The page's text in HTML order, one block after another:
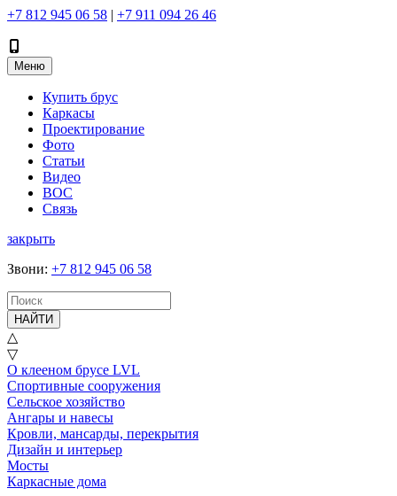
+7 812 945 06 58 | +7 911 094 26 46
Меню
Купить брус
Каркасы
Проектирование
Фото
Статьи
Видео
ВОС
Связь
закрыть
Звони: +7 812 945 06 58
НАЙТИ
△
▽
О клееном брусе LVL
Спортивные сооружения
Сельское хозяйство
Ангары и навесы
Кровли, мансарды, перекрытия
Дизайн и интерьер
Мосты
Каркасные дома